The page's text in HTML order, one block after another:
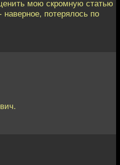
мою скромную статью
потерялось по